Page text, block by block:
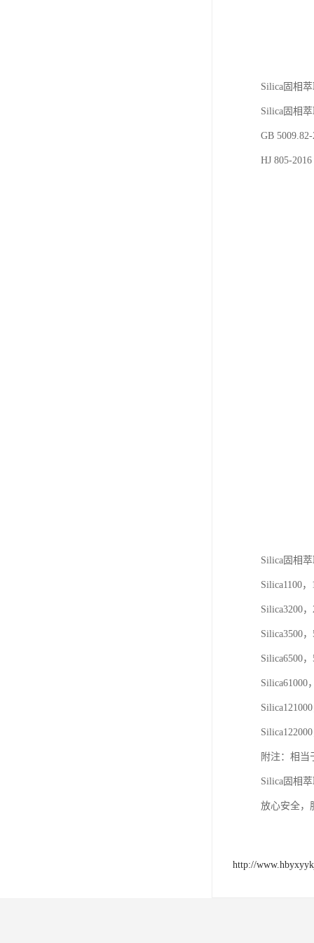
Silica固相
Silica固相
GB
HJ 805-
Silica固相
Silica1100
Silica3200
Silica3500
Silica6500
Silica61000
附注：相当
Silica固相
放心安全，
http://